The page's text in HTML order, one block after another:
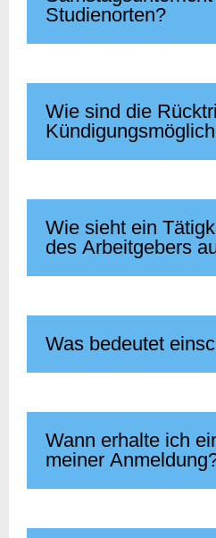
Studienorten?
Wie sind die
Wie sieht ein
des Arbeitgebers
Was bedeutet
Wann erhalte ich
meiner